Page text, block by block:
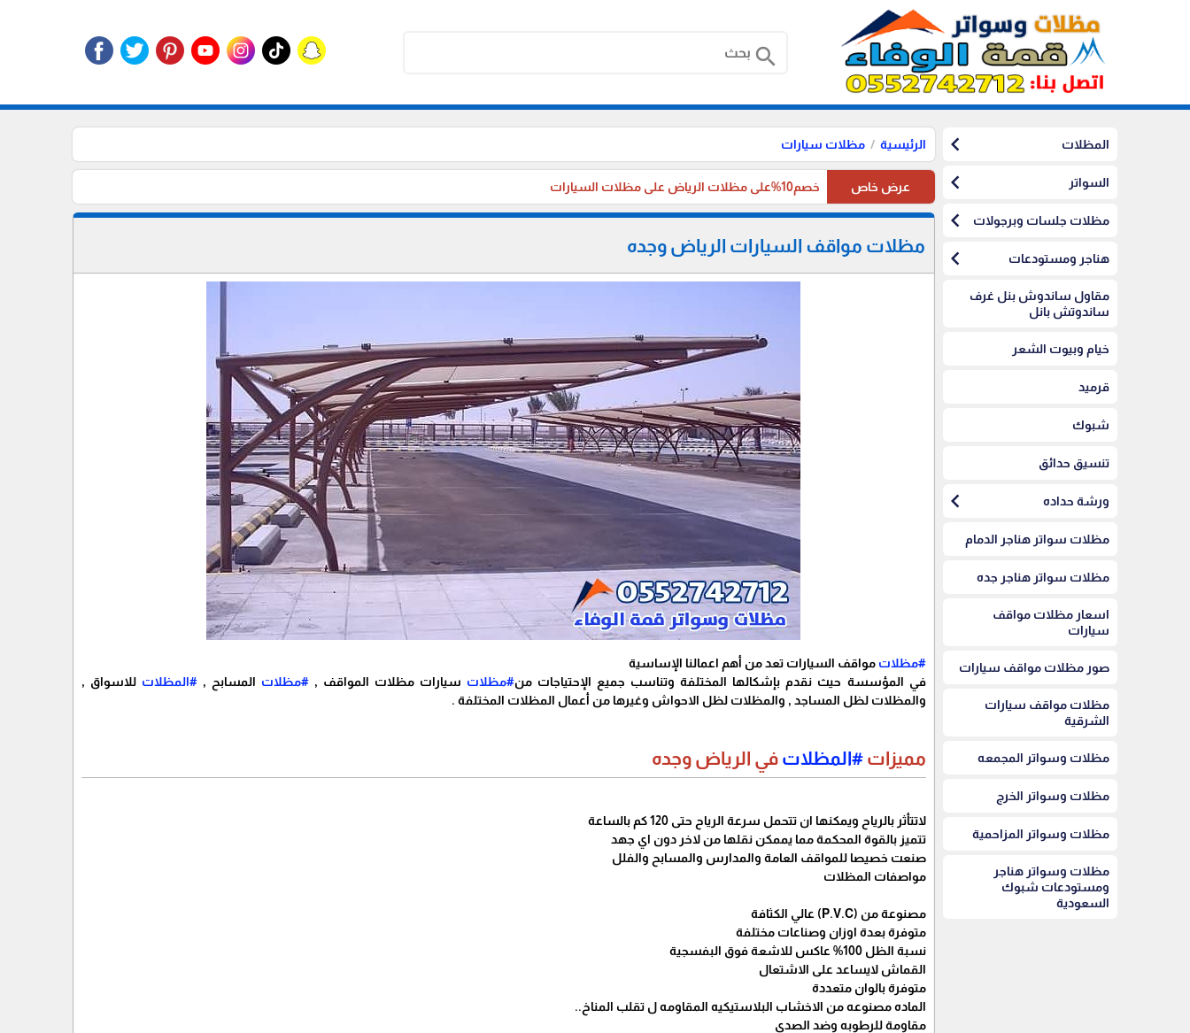
search
المظلات chevron_left
السواتر chevron_left
مظلات جلسات وبرجولات chevron_left
هناجر ومستودعات chevron_left
مقاول ساندوش بنل غرف
ساندوتش بانل
خيام وبيوت الشعر
قرميد
شبوك
تنسيق حدائق
ورشة حداده chevron_left
مظلات سواتر هناجر الدمام
مظلات سواتر هناجر جده
اسعار مظلات مواقف
سيارات
صور مظلات مواقف سيارات
مظلات مواقف سيارات
الشرقية
مظلات وسواتر المجمعه
مظلات وسواتر الخرج
مظلات وسواتر المزاحمية
مظلات وسواتر هناجر
ومستودعات شبوك
السعودية
الرئيسية مظلات سيارات
عرض خاص خصم10%على مظلات الرياض على مظلات السيارات
مظلات مواقف السيارات الرياض وجده
#مظلات مواقف السيارات تعد من أهم اعمالنا الإساسية
في المؤسسة حيث نقدم بإشكالها المختلفة وتناسب جميع الإحتياجات من#مظلات سيارات مظلات المواقف , #مظلات المسابح , #المظلات للاسواق ,
والمظلات لظل المساجد , والمظلات لظل الاحواش وغيرها من أعمال المظلات المختلفة .
مميزات#المظلات في الرياض وجده
لاتتأثر بالرياح ويمكنها ان تتحمل سرعة الرياح حتى 120 كم بالساعة
تتميز بالقوة المحكمة مما يممكن نقلها من لاخر دون اي جهد
صنعت خصيصا للمواقف العامة والمدارس والمسابح والفلل
مواصفات المظلات
مصنوعة من (P.V.C) عالي الكثافة
متوفرة بعدة اوزان وصناعات مختلفة
نسبة الظل 100% عاكس للاشعة فوق البفسجية
القماش لايساعد على الاشتعال
متوفرة بالوان متعددة
الماده مصنوعه من الاخشاب البلاستيكيه المقاومه ل تقلب المناخ..
مقاومة للرطوبه وضد الصدى